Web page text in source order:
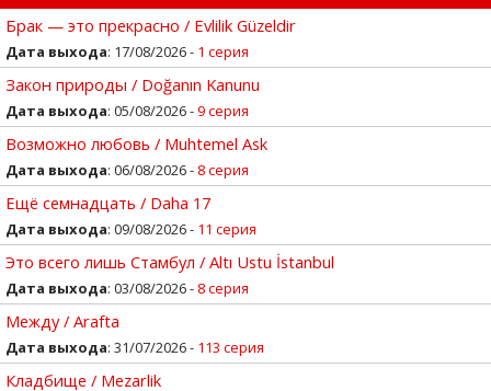
Брак — это прекрасно / Evlilik Güzeldir
Дата выхода: 17/08/2026 - 1 серия
Закон природы / Doğanın Kanunu
Дата выхода: 05/08/2026 -9 серия
Возможно любовь / Muhtemel Ask
Дата выхода: 06/08/2026 - 8 серия
Ещё семнадцать / Daha 17
Дата выхода: 09/08/2026 - 11 серия
Это всего лишь Стамбул / Altı Ustu İstanbul
Дата выхода: 03/08/2026 - 8 серия
Между / Arafta
Дата выхода: 31/07/2026 - 113 серия
Кладбище / Mezarlik